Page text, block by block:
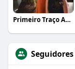
Primeiro Traço Arquitetura
Seguidores